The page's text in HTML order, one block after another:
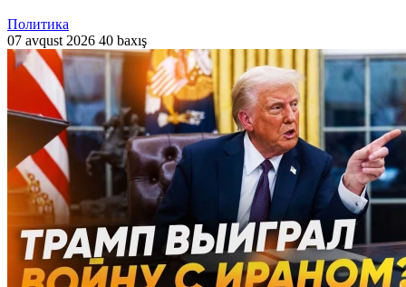
Политика
07 avqust 2026 40 baxış